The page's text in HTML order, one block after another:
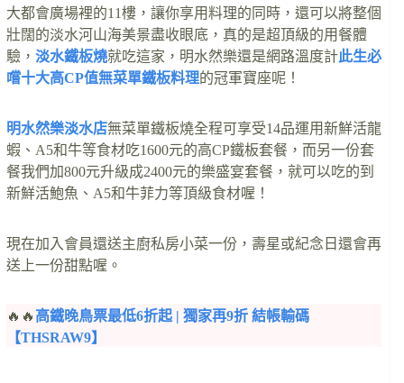
大都會廣場裡的11樓，讓你享用料理的同時，還可以將整個
壯闊的淡水河山海美景盡收眼底，真的是超頂級的用餐體
驗， 淡水鐵板燒就吃這家，明水然樂還是網路溫度計此生必
嚐十大高CP值無菜單鐵板料理的冠軍寶座呢！
明水然樂淡水店無菜單鐵板燒全程可享受14品運用新鮮活龍
蝦、A5和牛等食材吃1600元的高CP鐵板套餐，而另一份套
餐我們加800元升級成2400元的樂盛宴套餐，就可以吃的到
新鮮活鮑魚、A5和牛菲力等頂級食材喔！
現在加入會員還送主廚私房小菜一份，壽星或紀念日還會再
送上一份甜點喔。
🔥🔥 高鐵晚鳥票最低6折起 | 獨家再9折 結帳輸碼
【THSRAW9】